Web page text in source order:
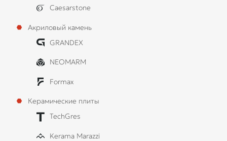
Caesarstone
Акриловый камень
GRANDEX
NEOMARM
Formax
Керамические плиты
TechGres
Kerama Marazzi